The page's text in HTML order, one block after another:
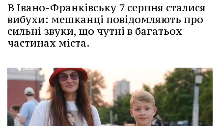
В Івано-Франківську 7 серпня сталися
вибухи: мешканці повідомляють про
сильні звуки, що чутні в багатьох
частинах міста.